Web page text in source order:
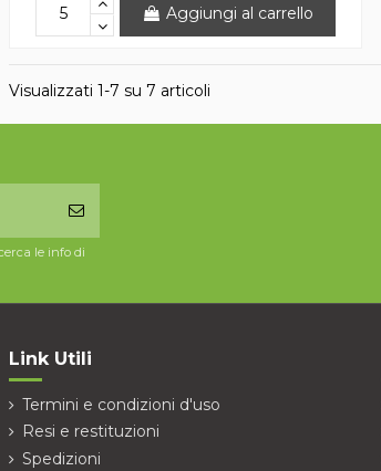
Aggiungi al carrello
Visualizzati 1-7 su 7 articoli
le info di
Link Utili
Termini e condizioni d'uso
Resi e restituzioni
Spedizioni